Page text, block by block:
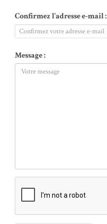
Confirmez l'adresse e-mail :
Message :